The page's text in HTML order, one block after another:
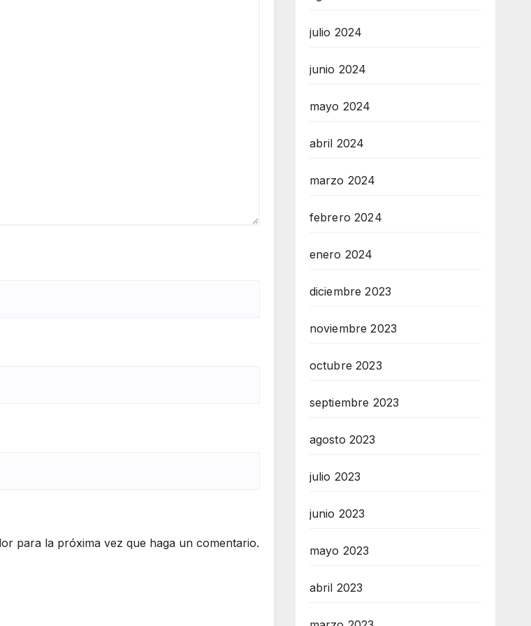
para la próxima vez que haga un comentario.
julio 2024
junio 2024
mayo 2024
abril 2024
marzo 2024
febrero 2024
enero 2024
diciembre 2023
noviembre 2023
octubre 2023
septiembre 2023
agosto 2023
julio 2023
junio 2023
mayo 2023
abril 2023